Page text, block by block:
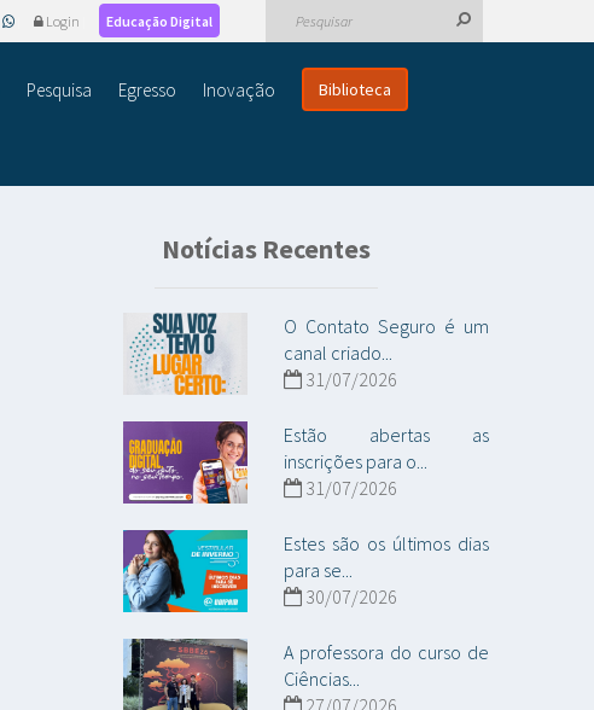
Login Educação Digital
Pesquisa Egresso Inovação Biblioteca
Notícias Recentes
O Contato Seguro é um
canal criado...
31/07/2026
Estão abertas as
inscrições para o...
31/07/2026
Estes são os últimos dias
para se...
30/07/2026
A professora do curso de
Ciências...
27/07/2026